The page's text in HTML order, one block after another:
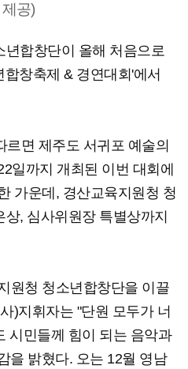
공)
합창단이 올해 처음으로
창축제 & 경연대회'에서
면 제주도 서귀포 예술의
일까지 개최된 이번 대회에
가운데, 경산교육지원청 청
, 심사위원장 특별상까지
원청 청소년합창단을 이끌
)지휘자는 "단원 모두가 너
시민들께 힘이 되는 음악과
을 밝혔다. 오는 12월 영남